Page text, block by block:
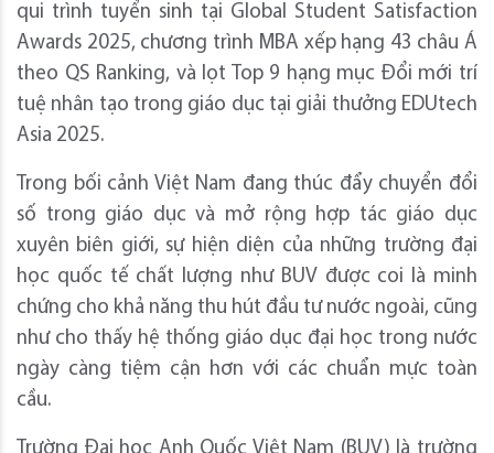
qui trình tuyển sinh tại Global Student Satisfaction
Awards 2025, chương trình MBA xếp hạng 43 châu Á
theo QS Ranking, và lọt Top 9 hạng mục Đổi mới trí
tuệ nhân tạo trong giáo dục tại giải thưởng EDUtech
Asia 2025.
Trong bối cảnh Việt Nam đang thúc đẩy chuyển đổi
số trong giáo dục và mở rộng hợp tác giáo dục
xuyên biên giới, sự hiện diện của những trường đại
học quốc tế chất lượng như BUV được coi là minh
chứng cho khả năng thu hút đầu tư nước ngoài, cũng
như cho thấy hệ thống giáo dục đại học trong nước
ngày càng tiệm cận hơn với các chuẩn mực toàn
cầu.